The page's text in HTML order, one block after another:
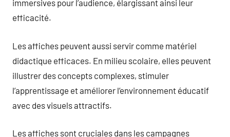
immersives pour l’audience, élargissant ainsi leur
efficacité.
Les affiches peuvent aussi servir comme matériel
didactique efficaces. En milieu scolaire, elles peuvent
illustrer des concepts complexes, stimuler
l’apprentissage et améliorer l’environnement éducatif
avec des visuels attractifs.
Les affiches sont cruciales dans les campagnes